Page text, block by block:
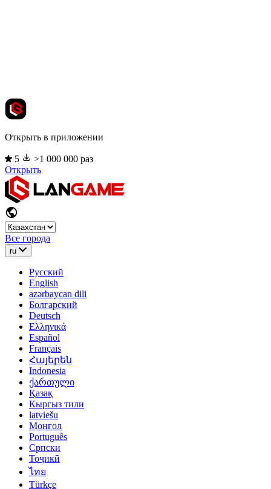
Открыть в приложении
5
>1 000 000 раз
Открыть
Все города
ru
Русский
English
azərbaycan dili
Болгарский
Deutsch
Ελληνικά
Español
Français
Հայերեն
Indonesia
ქართული
Қазақ
Кыргыз тили
latviešu
Монгол
Português
Српски
Тоҷикӣ
ไทย
Türkçe